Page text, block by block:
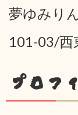
夢ゆみり
101-03/西
プロフ